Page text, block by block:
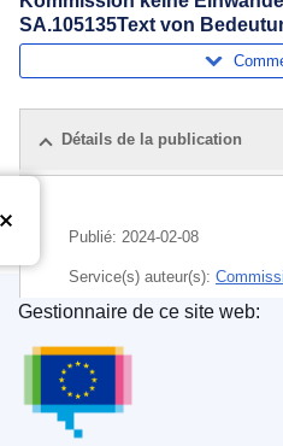
SA.105135Text von
Détails de la publication
Publié: 2024-02-08
Service(s) auteur(s):
générale de la concurrence(
Sujet:aide de l'État
distribution d'énergie
industrie énergétique
Office des publications
Gestionnaire de ce site web: